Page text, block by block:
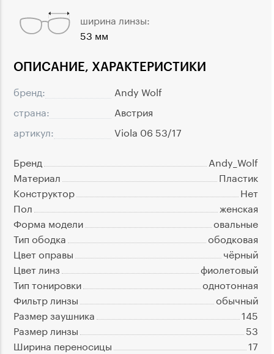
ОПИСАНИЕ, ХАРАКТЕРИСТИКИ
бренд:
Andy Wolf
страна:
Австрия
артикул:
Viola 06 53/17
Бренд
Andy_Wolf
Материал
Пластик
Конструктор
Нет
Пол
женская
Форма модели
овальные
Тип ободка
ободковая
Цвет оправы
чёрный
Цвет линз
фиолетовый
Тип тонировки
однотонная
Фильтр линзы
обычный
Размер заушника
145
Размер линзы
53
Ширина переносицы
17
ширина линзы:
53 мм